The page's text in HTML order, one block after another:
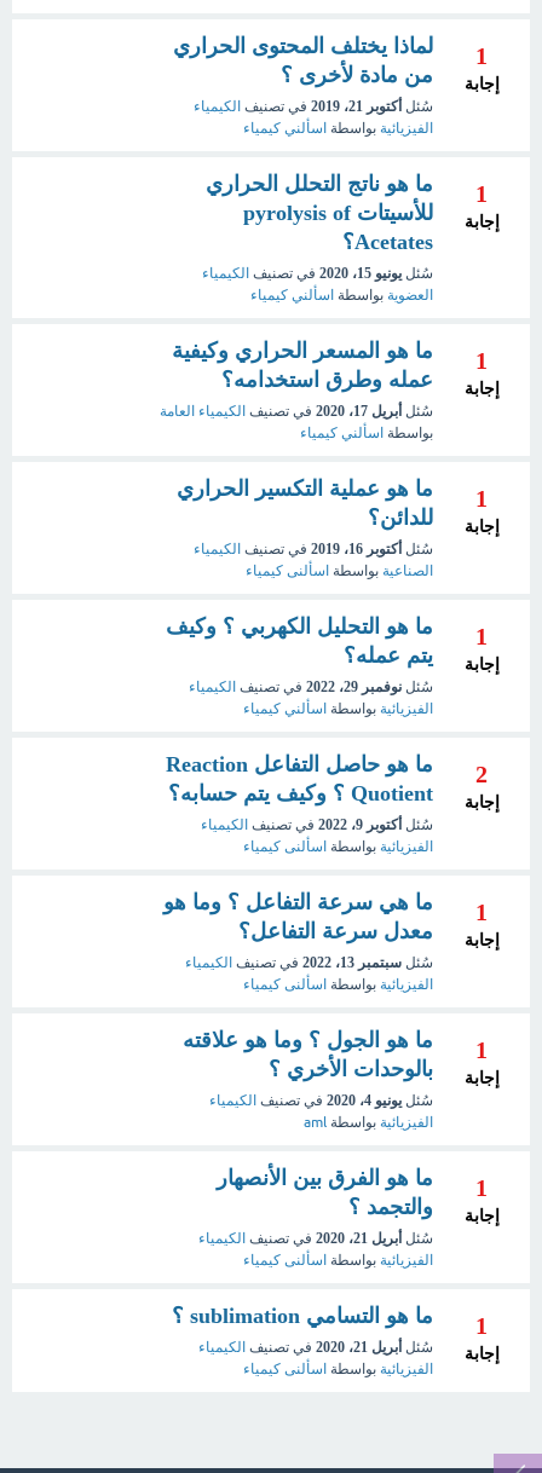
1
إجابة
لماذا يختلف المحتوى الحراري
من مادة لأخرى ؟
سُئل أكتوبر 21، 2019 في تصنيف الكيمياء
الفيزيائية بواسطة اسألني كيمياء
1
إجابة
ما هو ناتج التحلل الحراري
للأسيتات pyrolysis of
Acetates؟
سُئل يونيو 15، 2020 في تصنيف الكيمياء
العضوية بواسطة اسألني كيمياء
1
إجابة
ما هو المسعر الحراري وكيفية
عمله وطرق استخدامه؟
سُئل أبريل 17، 2020 في تصنيف الكيمياء العامة
بواسطة اسألني كيمياء
1
إجابة
ما هو عملية التكسير الحراري
للدائن؟
سُئل أكتوبر 16، 2019 في تصنيف الكيمياء
الصناعية بواسطة اسألنى كيمياء
1
إجابة
ما هو التحليل الكهربي ؟ وكيف
يتم عمله؟
سُئل نوفمبر 29، 2022 في تصنيف الكيمياء
الفيزيائية بواسطة اسألني كيمياء
2
إجابة
ما هو حاصل التفاعل Reaction
Quotient ؟ وكيف يتم حسابه؟
سُئل أكتوبر 9، 2022 في تصنيف الكيمياء
الفيزيائية بواسطة اسألنى كيمياء
1
إجابة
ما هي سرعة التفاعل ؟ وما هو
معدل سرعة التفاعل؟
سُئل سبتمبر 13، 2022 في تصنيف الكيمياء
الفيزيائية بواسطة اسألنى كيمياء
1
إجابة
ما هو الجول ؟ وما هو علاقته
بالوحدات الأخري ؟
سُئل يونيو 4، 2020 في تصنيف الكيمياء
الفيزيائية بواسطة aml
1
إجابة
ما هو الفرق بين الأنصهار
والتجمد ؟
سُئل أبريل 21، 2020 في تصنيف الكيمياء
الفيزيائية بواسطة اسألنى كيمياء
1
إجابة
ما هو التسامي sublimation ؟
سُئل أبريل 21، 2020 في تصنيف الكيمياء
الفيزيائية بواسطة اسألنى كيمياء